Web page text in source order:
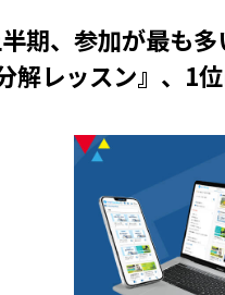
期、参加が最も
解レッスン』、1